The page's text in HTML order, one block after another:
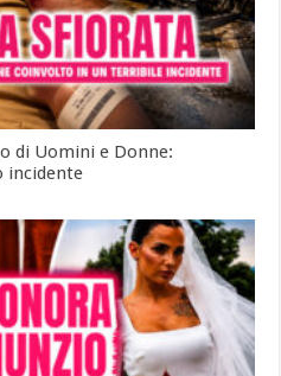
di Uomini e Donne:
incidente